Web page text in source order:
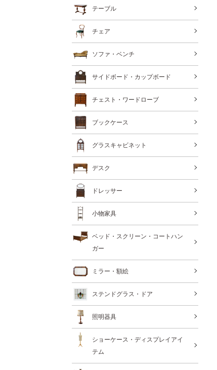
テーブル
チェア
ソファ・ベンチ
サイドボード・カップボード
チェスト・ワードローブ
ブックケース
グラスキャビネット
デスク
ドレッサー
小物家具
ベッド・スクリーン・コートハン
ガー
ミラー・額絵
ステンドグラス・ドア
照明器具
ショーケース・ディスプレイアイ
テム